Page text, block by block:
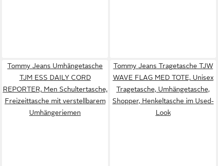
Tommy Jeans Umhängetasche
TJM ESS DAILY CORD
REPORTER, Men Schultertasche,
Freizeittasche mit verstellbarem
Umhängeriemen
Tommy Jeans Tragetasche TJW
WAVE FLAG MED TOTE, Unisex
Tragetasche, Umhängetasche,
Shopper, Henkeltasche im Used-
Look